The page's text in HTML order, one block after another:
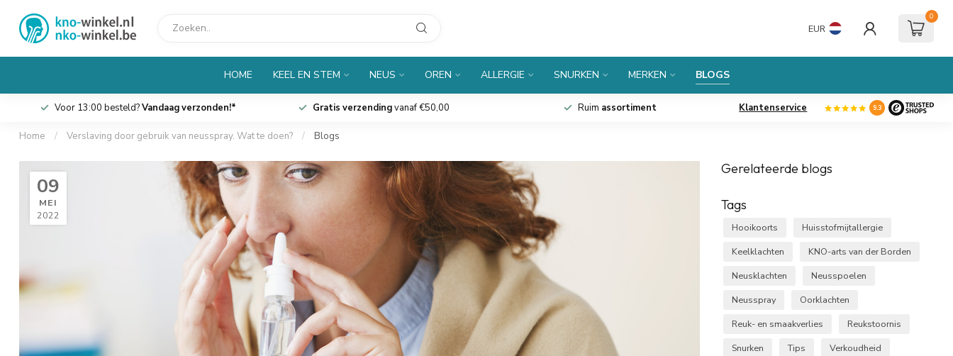
EUR
0
HOME KEEL EN STEM NEUS OREN ALLERGIE SNURKEN MERKEN BLOGS
Voor 13:00 besteld?Vandaag verzonden!* Gratis verzendingvanaf €50,00 Ruim assortiment Klantenservice 9.3
Home / Verslaving door gebruik van neusspray. Wat te doen? / Blogs
09
MEI
2022
Gerelateerde blogs
Tags
Hooikoorts
Huisstofmijtallergie
Keelklachten
KNO-arts van der Borden
Neusklachten
Neusspoelen
Neusspray
Oorklachten
Reuk- en smaakverlies
Reukstoornis
Snurken
Tips Verkoudheid